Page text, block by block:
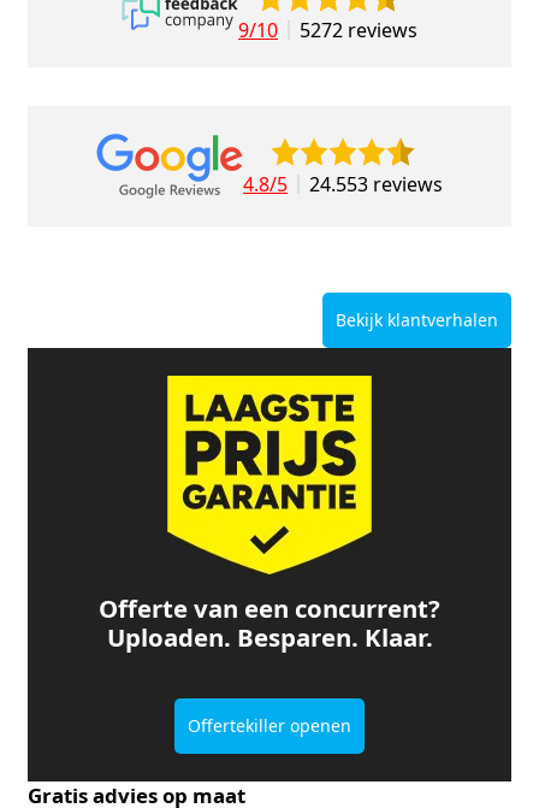
9/10 5272 reviews
4.8/5 24.553 reviews
Bekijk klantverhalen
Offerte van een concurrent?
Uploaden. Besparen. Klaar.
Offertekiller openen
Gratis advies op maat